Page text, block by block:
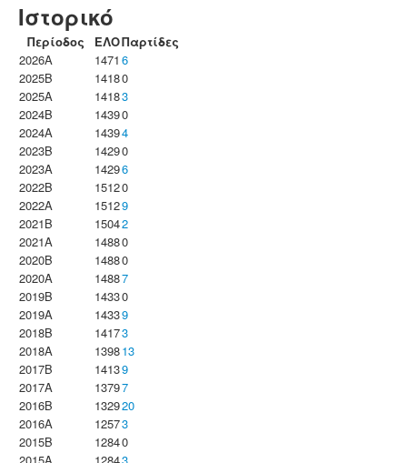
Ιστορικό
Περίοδος ΕΛΟΠαρτίδες
2026A
1471 6
2025B
14180
2025A
14183
2024B
14390
2024A
14394
2023B
14290
2023Α
14296
2022B
15120
2022A
15129
2021B
15042
2021A
14880
2020B
14880
2020A
14887
2019B
14330
2019A
14339
2018B
14173
2018A
139813
2017B
14139
2017A
13797
2016B
132920
2016A
12573
2015B
12840